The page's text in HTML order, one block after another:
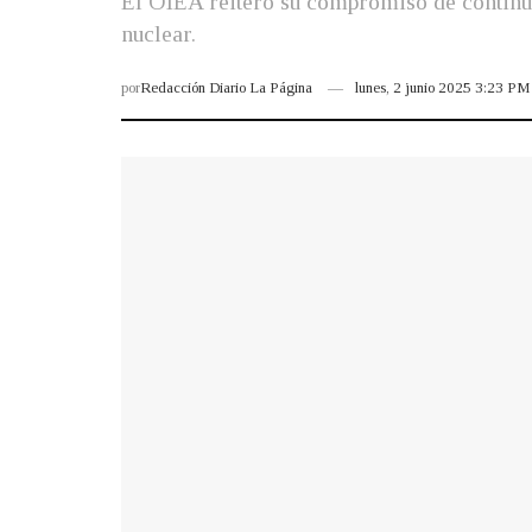
nuclear.
porRedacción Diario La Página lunes, 2 junio 2025 3:23 PM